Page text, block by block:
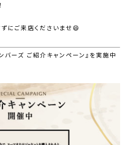
にご来店くださいませ😄
バーズ ご紹介キャンペーン』 を実施中